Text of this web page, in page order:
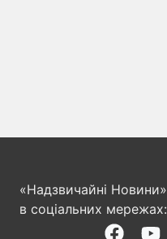
«Надзвичайні Новини»
в соціальних мережах: